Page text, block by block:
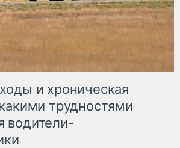
и хроническая
трудностями
водители-